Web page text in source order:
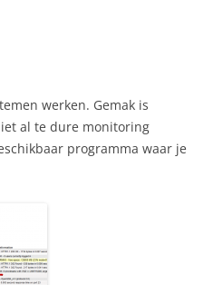
werken. Gemak is
al te dure monitoring
programma waar je